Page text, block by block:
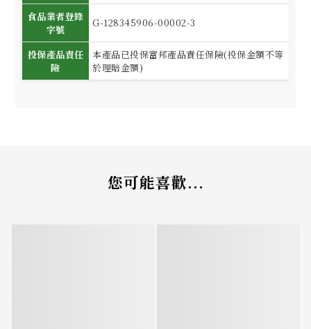
食品業者登錄
字號
G-128345906-00002-3
投保產品責任
險
本產品已投保富邦產品責任保險(投保金額不等
於理賠金額)
您可能喜歡...